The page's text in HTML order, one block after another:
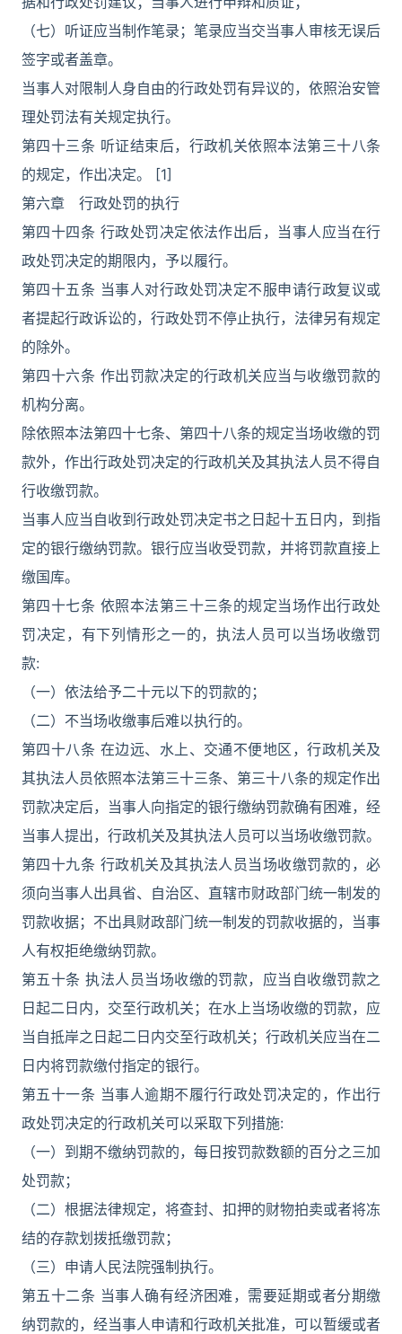
（七）听证应当制作笔录；笔录应当交当事人审核无误后
签字或者盖章。
当事人对限制人身自由的行政处罚有异议的，依照治安管
理处罚法有关规定执行。
第四十三条 听证结束后，行政机关依照本法第三十八条
的规定，作出决定。 [1]
第六章 行政处罚的执行
第四十四条 行政处罚决定依法作出后，当事人应当在行
政处罚决定的期限内，予以履行。
第四十五条 当事人对行政处罚决定不服申请行政复议或
者提起行政诉讼的，行政处罚不停止执行，法律另有规定
的除外。
第四十六条 作出罚款决定的行政机关应当与收缴罚款的
机构分离。
除依照本法第四十七条、第四十八条的规定当场收缴的罚
款外，作出行政处罚决定的行政机关及其执法人员不得自
行收缴罚款。
当事人应当自收到行政处罚决定书之日起十五日内，到指
定的银行缴纳罚款。银行应当收受罚款，并将罚款直接上
缴国库。
第四十七条 依照本法第三十三条的规定当场作出行政处
罚决定，有下列情形之一的，执法人员可以当场收缴罚
款:
（一）依法给予二十元以下的罚款的；
（二）不当场收缴事后难以执行的。
第四十八条 在边远、水上、交通不便地区，行政机关及
其执法人员依照本法第三十三条、第三十八条的规定作出
罚款决定后，当事人向指定的银行缴纳罚款确有困难，经
当事人提出，行政机关及其执法人员可以当场收缴罚款。
第四十九条 行政机关及其执法人员当场收缴罚款的，必
须向当事人出具省、自治区、直辖市财政部门统一制发的
罚款收据；不出具财政部门统一制发的罚款收据的，当事
人有权拒绝缴纳罚款。
第五十条 执法人员当场收缴的罚款，应当自收缴罚款之
日起二日内，交至行政机关；在水上当场收缴的罚款，应
当自抵岸之日起二日内交至行政机关；行政机关应当在二
日内将罚款缴付指定的银行。
第五十一条 当事人逾期不履行行政处罚决定的，作出行
政处罚决定的行政机关可以采取下列措施:
（一）到期不缴纳罚款的，每日按罚款数额的百分之三加
处罚款；
（二）根据法律规定，将查封、扣押的财物拍卖或者将冻
结的存款划拨抵缴罚款；
（三）申请人民法院强制执行。
第五十二条 当事人确有经济困难，需要延期或者分期缴
纳罚款的，经当事人申请和行政机关批准，可以暂缓或者